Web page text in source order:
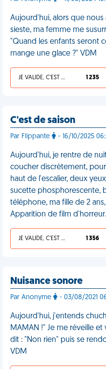
Aujourd'hui, alors que nous
sieste, ma femme me
"Quand les enfants seront
mange une glace ?" VDM
JE VALIDE, C'EST UNE VDM 1 235
C'est de saison
Par Flippante - 16/10/2025
Aujourd'hui, je rentre de
coucher discrètement,
haut de l'escalier, deux
sucette phosphorescente,
téléphone, ma fille de 2
Apparition de film d'horreur.
JE VALIDE, C'EST UNE VDM 1 356
Nuisance sonore
Par Anonyme - 03/08/2021
Aujourd'hui, j'entends
MAMAN !" Je me réveille
dit : "Non rien" puis se
VDM